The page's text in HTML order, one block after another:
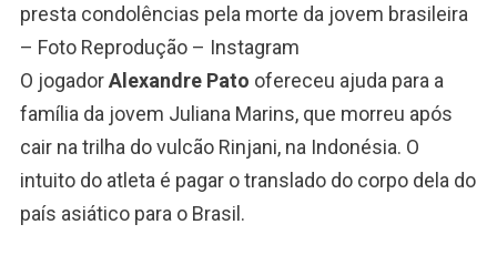
presta condolências pela morte da jovem brasileira
– Foto Reprodução – Instagram
O jogadorAlexandre Pato ofereceu ajuda para a
família da jovem Juliana Marins, que morreu após
cair na trilha do vulcão Rinjani, na Indonésia. O
intuito do atleta é pagar o translado do corpo dela do
país asiático para o Brasil.